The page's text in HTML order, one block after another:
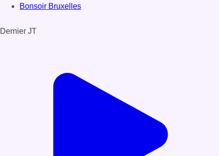
Bonsoir Bruxelles
Dernier JT